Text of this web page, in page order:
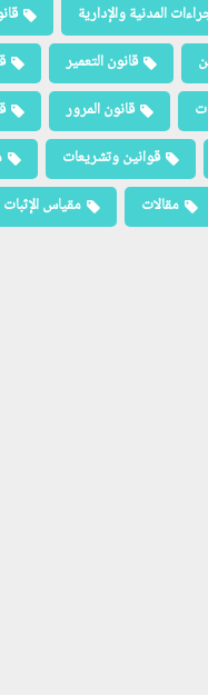
المدنية والإدارية
قانون التعمير
قانون المرور
قوانين وتشريعات
مقالات مقياس الإثبات